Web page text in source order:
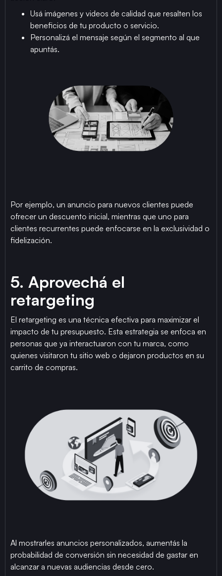
Usá imágenes y videos de calidad que resalten los
beneficios de tu producto o servicio.
Personalizá el mensaje según el segmento al que
apuntás.
Por ejemplo, un anuncio para nuevos clientes puede
ofrecer un descuento inicial, mientras que uno para
clientes recurrentes puede enfocarse en la exclusividad o
fidelización.
5. Aprovechá el
retargeting
El retargeting es una técnica efectiva para maximizar el
impacto de tu presupuesto. Esta estrategia se enfoca en
personas que ya interactuaron con tu marca, como
quienes visitaron tu sitio web o dejaron productos en su
carrito de compras.
Al mostrarles anuncios personalizados, aumentás la
probabilidad de conversión sin necesidad de gastar en
alcanzar a nuevas audiencias desde cero.